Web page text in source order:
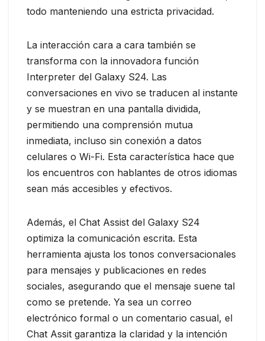
todo manteniendo una estricta privacidad.
La interacción cara a cara también se
transforma con la innovadora función
Interpreter del Galaxy S24. Las
conversaciones en vivo se traducen al instante
y se muestran en una pantalla dividida,
permitiendo una comprensión mutua
inmediata, incluso sin conexión a datos
celulares o Wi-Fi. Esta característica hace que
los encuentros con hablantes de otros idiomas
sean más accesibles y efectivos.
Además, el Chat Assist del Galaxy S24
optimiza la comunicación escrita. Esta
herramienta ajusta los tonos conversacionales
para mensajes y publicaciones en redes
sociales, asegurando que el mensaje suene tal
como se pretende. Ya sea un correo
electrónico formal o un comentario casual, el
Chat Assit garantiza la claridad y la intención